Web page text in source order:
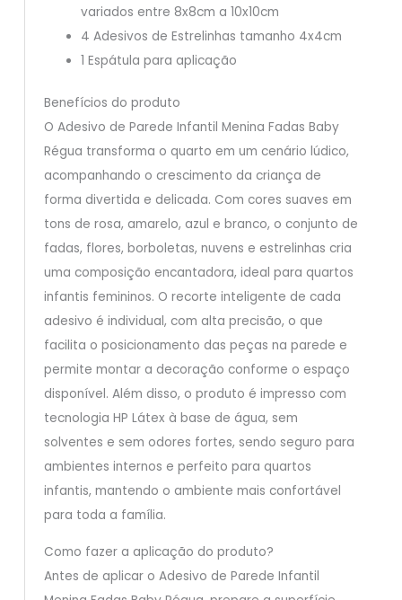
variados entre 8x8cm a 10x10cm
4 Adesivos de Estrelinhas tamanho 4x4cm
1 Espátula para aplicação
Benefícios do produto
O Adesivo de Parede Infantil Menina Fadas Baby
Régua transforma o quarto em um cenário lúdico,
acompanhando o crescimento da criança de
forma divertida e delicada. Com cores suaves em
tons de rosa, amarelo, azul e branco, o conjunto de
fadas, flores, borboletas, nuvens e estrelinhas cria
uma composição encantadora, ideal para quartos
infantis femininos. O recorte inteligente de cada
adesivo é individual, com alta precisão, o que
facilita o posicionamento das peças na parede e
permite montar a decoração conforme o espaço
disponível. Além disso, o produto é impresso com
tecnologia HP Látex à base de água, sem
solventes e sem odores fortes, sendo seguro para
ambientes internos e perfeito para quartos
infantis, mantendo o ambiente mais confortável
para toda a família.
Como fazer a aplicação do produto?
Antes de aplicar o Adesivo de Parede Infantil